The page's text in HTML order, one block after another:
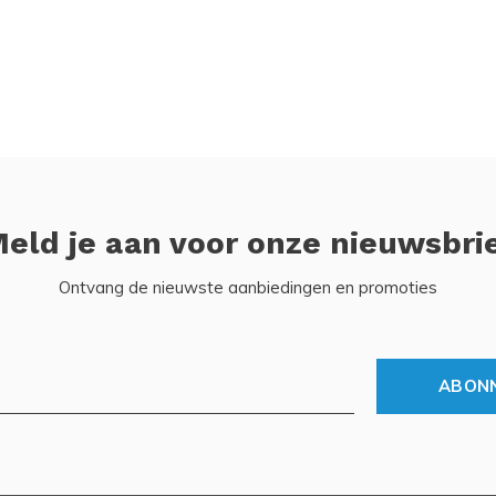
je aan voor onze
Ontvang de nieuwste aanbiedingen en promoties